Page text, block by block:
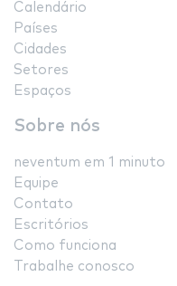
Calendário
Países
Cidades
Setores
Espaços
Sobre nós
neventum em 1 minuto
Equipe
Contato
Escritórios
Como funciona
Trabalhe conosco